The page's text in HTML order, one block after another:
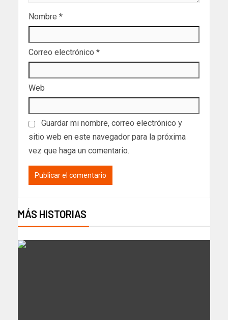
Nombre *
Correo electrónico *
Web
Guardar mi nombre, correo electrónico y
sitio web en este navegador para la próxima
vez que haga un comentario.
MÁS HISTORIAS